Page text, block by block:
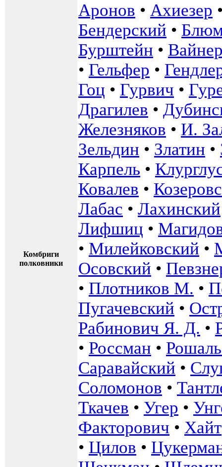
Комбриги
полковники
Аронов • Ахиезер
Бендерский •
Бурштейн •
• Гельфер •
Гоц • Гурвич •
Драгилев •
Железняков • И.
Зельдин • Златин •
Карпель •
Ковалев •
Лабас • Лахинский
Лифшиц •
• Милейковский •
Осовский •
• Плотников М. •
Пугачевский •
Рабинович Я. Д. •
• Россман •
Саравайский •
Соломонов •
Ткачев • Угер •
Факторович • Хайт
• Цилов •